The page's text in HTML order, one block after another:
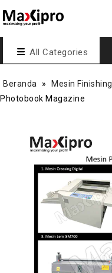
All Categories
Beranda » Mesin Finishing
Photobook Magazine